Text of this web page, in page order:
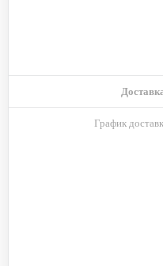
График